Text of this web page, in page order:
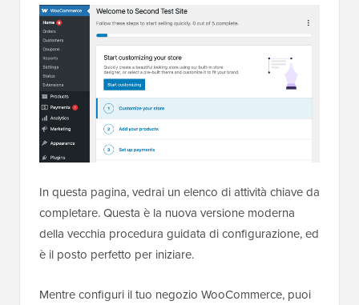
In questa pagina, vedrai un elenco di attività chiave da
completare. Questa è la nuova versione moderna
della vecchia procedura guidata di configurazione, ed
è il posto perfetto per iniziare.
Mentre configuri il tuo negozio WooCommerce, puoi